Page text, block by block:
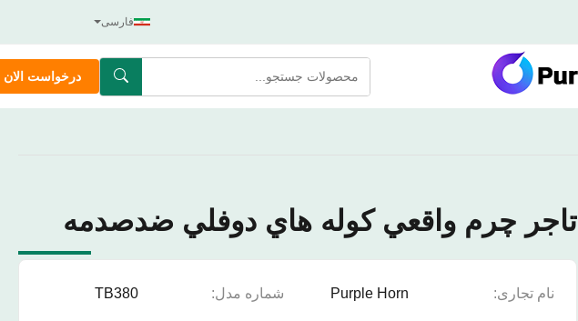
فارسی
درخواست الان
تاجر چرم واقعي کوله هاي دوفلي ضدصدمه
نام تجاری: Purple Horn شماره مدل: TB380